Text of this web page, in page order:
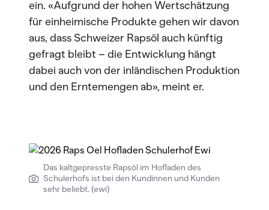
ein. «Aufgrund der hohen Wertschätzung
für einheimische Produkte gehen wir davon
aus, dass Schweizer Rapsöl auch künftig
gefragt bleibt – die Entwicklung hängt
dabei auch von der inländischen Produktion
und den Erntemengen ab», meint er.
Das kaltgepresste Rapsöl im Hofladen des
Schulerhofs ist bei den Kundinnen und Kunden
sehr beliebt. (ewi)